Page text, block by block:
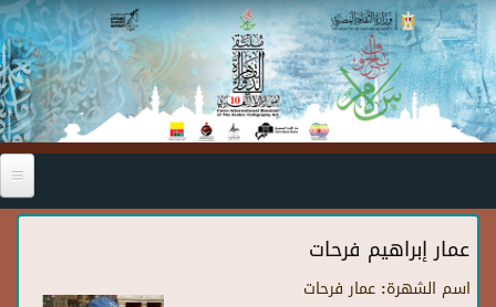
Skip to main content
عمار إبراهيم فرحات
اسم الشهرة: عمار فرحات